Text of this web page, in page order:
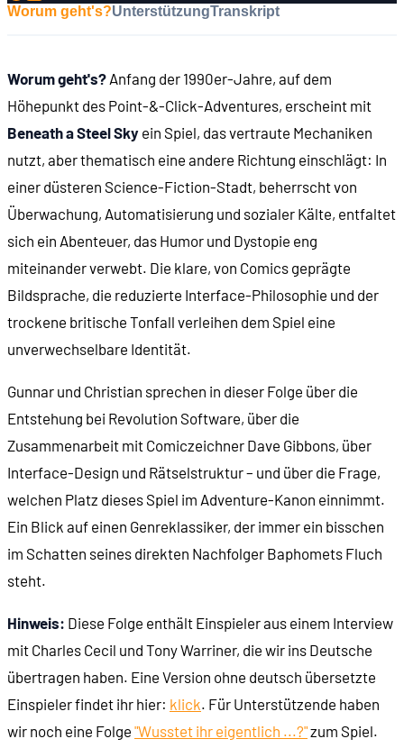
00:08:33 - Ein unangenehmer Besuch
00:09:04 - Der Stamm wird ausgelöscht
00:09:23 - Absturz in Union City
00:10:35 - Das Spiel beginnt
00:11:03 SPIELBESCHREIBUNG
00:11:13 - Eine vertikale, stratifizierte Stadt
- Etagenweise durch die Spielwelt
- Einfache Steuerung, aufklappendes Inventar
00:16:51 - Unser Begleiter: der Roboter Joey
00:19:10 - Die Metallstange, dein Freund und Helfer
00:20:06 - Joeys Charakter vs. Roberts Charakter
00:21:30 EIN BEISPIELRÄTSEL
00:21:59 - Der Raum des Todes
Worum geht's?UnterstützungTranskript
Worum geht's? Anfang der 1990er-Jahre, auf dem
Höhepunkt des Point-&-Click-Adventures, erscheint mit
Beneath a Steel Sky ein Spiel, das vertraute Mechaniken
nutzt, aber thematisch eine andere Richtung einschlägt: In
einer düsteren Science-Fiction-Stadt, beherrscht von
Überwachung, Automatisierung und sozialer Kälte, entfaltet
sich ein Abenteuer, das Humor und Dystopie eng
miteinander verwebt. Die klare, von Comics geprägte
Bildsprache, die reduzierte Interface-Philosophie und der
trockene britische Tonfall verleihen dem Spiel eine
unverwechselbare Identität.
Gunnar und Christian sprechen in dieser Folge über die
Entstehung bei Revolution Software, über die
Zusammenarbeit mit Comiczeichner Dave Gibbons, über
Interface-Design und Rätselstruktur – und über die Frage,
welchen Platz dieses Spiel im Adventure-Kanon einnimmt.
Ein Blick auf einen Genreklassiker, der immer ein bisschen
im Schatten seines direkten Nachfolger Baphomets Fluch
steht.
Hinweis: Diese Folge enthält Einspieler aus einem Interview
mit Charles Cecil und Tony Warriner, die wir ins Deutsche
übertragen haben. Eine Version ohne deutsch übersetzte
Einspieler findet ihr hier: klick. Für Unterstützende haben
wir noch eine Folge "Wusstet ihr eigentlich ...?"zum Spiel.